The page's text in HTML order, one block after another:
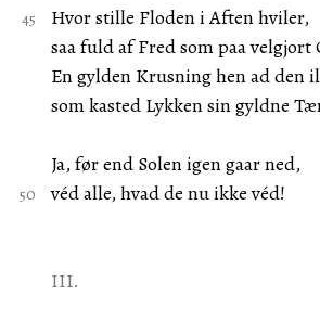
Hvor stille Floden i Aften hviler,
saa fuld af Fred som paa velgjort
En gylden Krusning hen ad den
som kasted Lykken sin gyldne
Ja, før end Solen igen gaar ned,
véd alle, hvad de nu ikke véd!
III.